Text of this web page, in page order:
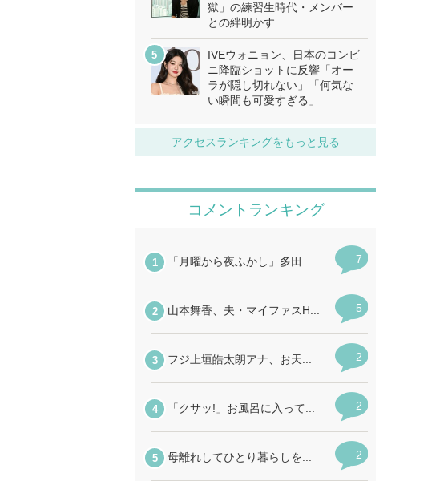
獄」の練習生時代・メンバー
との絆明かす
IVEウォニョン、日本のコンビ
ニ降臨ショットに反響「オー
ラが隠し切れない」「何気な
い瞬間も可愛すぎる」
アクセスランキングをもっと見る